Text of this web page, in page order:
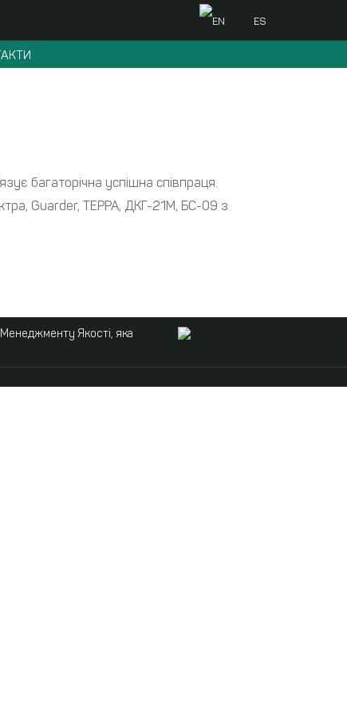
EN ES
багаторічна успішна співпраця.
Guarder, ТЕРРА, ДКГ-21M, БС-09 з
Якості, яка